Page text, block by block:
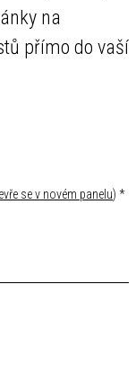
na
přímo do vaší
se v novém panelu) *